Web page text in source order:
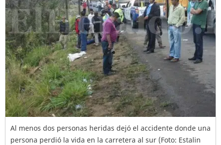
Al menos dos personas heridas dejó el accidente donde una
persona perdió la vida en la carretera al sur (Foto: Estalin